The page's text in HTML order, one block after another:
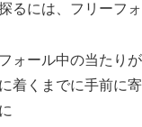
るには、フリーフ
ォール中の当たり
着くまでに手前に